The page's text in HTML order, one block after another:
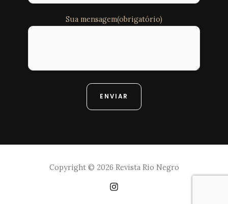
Sua mensagem(obrigatório)
Copyright © 2026 Revista Rio Negro